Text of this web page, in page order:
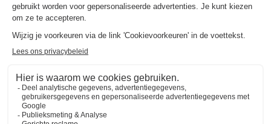
Bekijk alle accommodaties (8)